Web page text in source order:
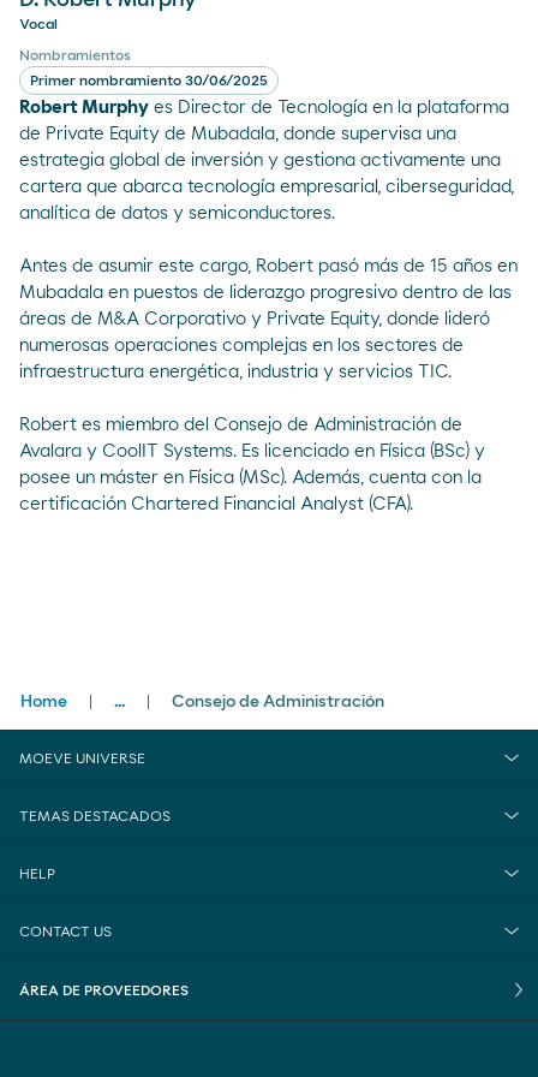
Vocal
Nombramientos
Primer nombramiento 30/06/2025
Robert Murphy es Director de Tecnología en la plataforma
de Private Equity de Mubadala, donde supervisa una
estrategia global de inversión y gestiona activamente una
cartera que abarca tecnología empresarial, ciberseguridad,
analítica de datos y semiconductores.
Antes de asumir este cargo, Robert pasó más de 15 años en
Mubadala en puestos de liderazgo progresivo dentro de las
áreas de M&A Corporativo y Private Equity, donde lideró
numerosas operaciones complejas en los sectores de
infraestructura energética, industria y servicios TIC.
Robert es miembro del Consejo de Administración de
Avalara y CoolIT Systems. Es licenciado en Física (BSc) y
posee un máster en Física (MSc). Además, cuenta con la
certificación Chartered Financial Analyst (CFA).
Breadcrumbs
Home ... Consejo de Administración
MOEVE UNIVERSE
TEMAS DESTACADOS
HELP
CONTACT US
ÁREA DE PROVEEDORES